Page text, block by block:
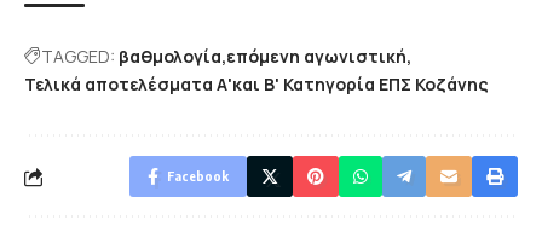
TAGGED: βαθμολογία επόμενη αγωνιστική
Τελικά αποτελέσματα Α'και Β' Κατηγορία ΕΠΣ Κοζάνης
Facebook